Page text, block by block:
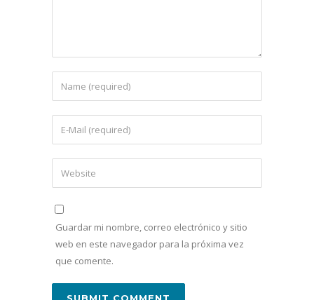
Guardar mi nombre, correo electrónico y sitio
web en este navegador para la próxima vez
que comente.